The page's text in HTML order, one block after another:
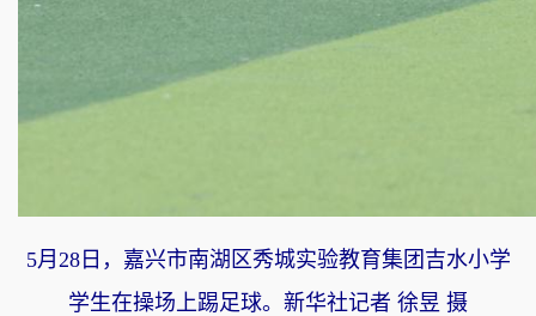
5月28日，嘉兴市南湖区秀城实验教育集团吉水小学
学生在操场上踢足球。新华社记者 徐昱 摄